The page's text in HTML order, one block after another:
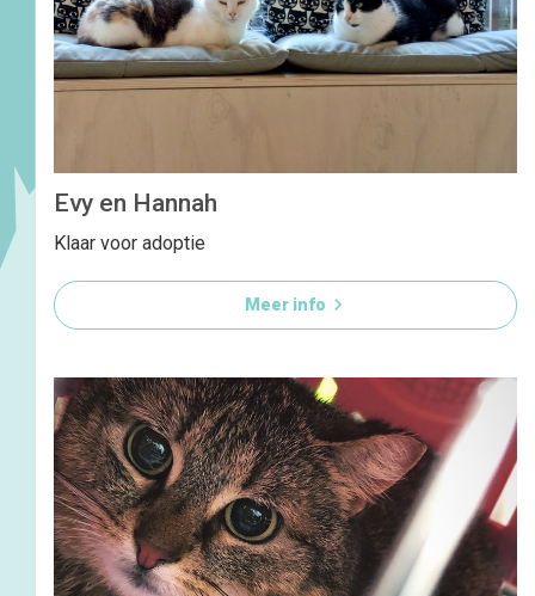
Evy en Hannah
Klaar voor adoptie
Meer info 